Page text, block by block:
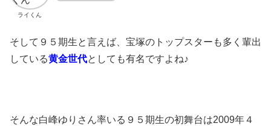
ライくん
そして９５期生と言えば、宝塚のトップスターも多く輩出
している黄金世代としても有名ですよね♪
そんな白峰ゆりさん率いる９５期生の初舞台は2009年４